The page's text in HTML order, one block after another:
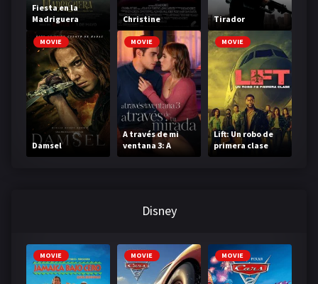
Fiesta en la
Madriguera
Christine Tirador
MOVIE
Damsel
MOVIE
A través de mi
ventana 3: A
través de tu
MOVIE
Lift: Un robo de
primera clase
Disney
MOVIE MOVIE MOVIE